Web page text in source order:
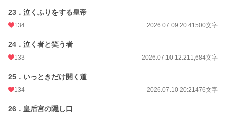
23．泣くふりをする皇帝
134 2026.07.09 20:41500文字
24．泣く者と笑う者
133 2026.07.10 12:211,684文字
25．いっときだけ開く道
134 2026.07.10 20:21476文字
26．皇后宮の隠し口